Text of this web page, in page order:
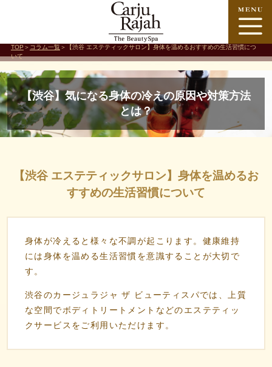
TOP ＞ コラム一覧 ＞【渋谷 エステティックサロン】身体を温めるおすすめの生活習慣につ
いて
【渋谷】気になる身体の冷えの原因や対策方法
とは？
【渋谷 エステティックサロン】身体を温めるお
すすめの生活習慣について
身体が冷えると様々な不調が起こります。健康維持
には身体を温める生活習慣を意識することが大切で
す。
渋谷のカージュラジャ ザ ビューティスパでは、上質
な空間でボディトリートメントなどのエステティッ
クサービスをご利用いただけます。